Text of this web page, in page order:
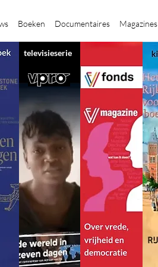
Boeken Documentaires Magazines
televisieserie